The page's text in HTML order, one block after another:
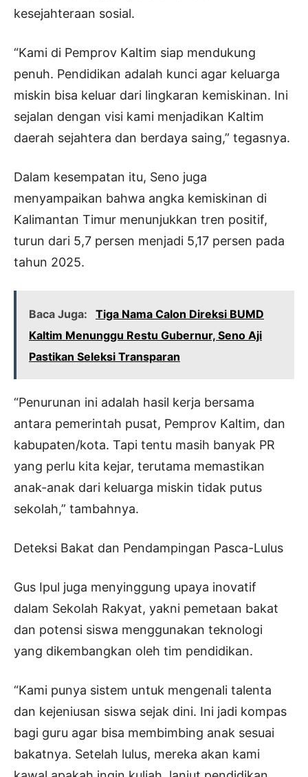
kesejahteraan sosial.
“Kami di Pemprov Kaltim siap mendukung
penuh. Pendidikan adalah kunci agar keluarga
miskin bisa keluar dari lingkaran kemiskinan. Ini
sejalan dengan visi kami menjadikan Kaltim
daerah sejahtera dan berdaya saing,” tegasnya.
Dalam kesempatan itu, Seno juga
menyampaikan bahwa angka kemiskinan di
Kalimantan Timur menunjukkan tren positif,
turun dari 5,7 persen menjadi 5,17 persen pada
tahun 2025.
Baca Juga:
Tiga Nama Calon Direksi BUMD
Kaltim Menunggu Restu Gubernur, Seno Aji
Pastikan Seleksi Transparan
“Penurunan ini adalah hasil kerja bersama
antara pemerintah pusat, Pemprov Kaltim, dan
kabupaten/kota. Tapi tentu masih banyak PR
yang perlu kita kejar, terutama memastikan
anak-anak dari keluarga miskin tidak putus
sekolah,” tambahnya.
Deteksi Bakat dan Pendampingan Pasca-Lulus
Gus Ipul juga menyinggung upaya inovatif
dalam Sekolah Rakyat, yakni pemetaan bakat
dan potensi siswa menggunakan teknologi
yang dikembangkan oleh tim pendidikan.
“Kami punya sistem untuk mengenali talenta
dan kejeniusan siswa sejak dini. Ini jadi kompas
bagi guru agar bisa membimbing anak sesuai
bakatnya. Setelah lulus, mereka akan kami